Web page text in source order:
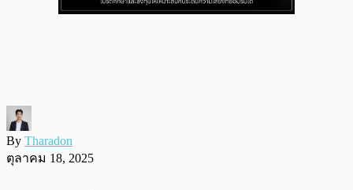
By Tharadon
ตุลาคม 18, 2025